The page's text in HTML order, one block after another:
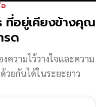
ที่อยู่เคียงข้างคุณ
รด
ความไว้วางใจและความ
วยกันได้ในระยะยาว